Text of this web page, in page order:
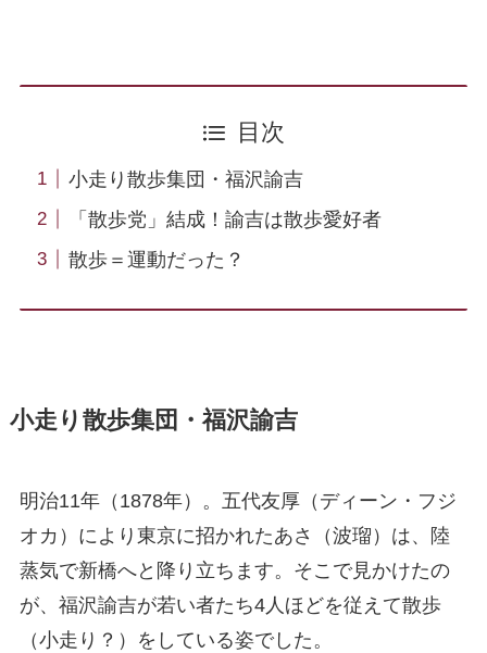
目次
小走り散歩集団・福沢諭吉
「散歩党」結成！諭吉は散歩愛好者
散歩＝運動だった？
小走り散歩集団・福沢諭吉
明治11年（1878年）。五代友厚（ディーン・フジ
オカ）により東京に招かれたあさ（波瑠）は、陸
蒸気で新橋へと降り立ちます。そこで見かけたの
が、福沢諭吉が若い者たち4人ほどを従えて散歩
（小走り？）をしている姿でした。